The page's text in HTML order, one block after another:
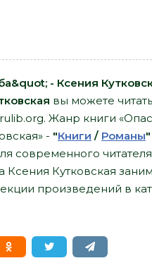
- Ксения
вы можете
Жанр книги
- "Книги / Романы"
современного
Кутковская
произведений в